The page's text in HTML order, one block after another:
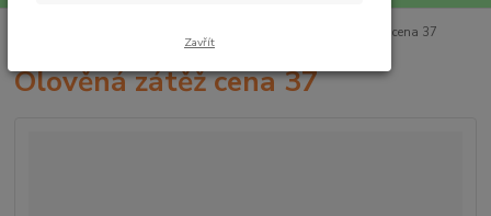
Olověná zátěž cena 37
Olověná zátěž cena 37
Zavřít